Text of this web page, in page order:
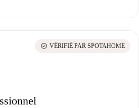
check_circle VÉRIFIÉ PAR SPOTAHOME